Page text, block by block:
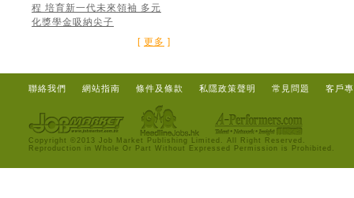
程 培育新一代未來領袖 多元
化獎學金吸納尖子
[ 更多 ]
聯絡我們 網站指南 條件及條款 私隱政策聲明 常見問題 客戶
Copyright ©2013 Job Market Publishing Limited. All Right Reserved.
Reproduction in Whole Or Part Without Expressed Permission is Prohibited.